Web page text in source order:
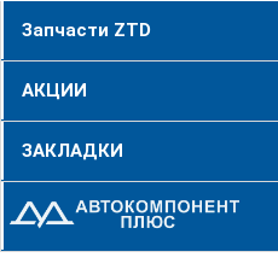
Запчасти ZTD
АКЦИИ
ЗАКЛАДКИ